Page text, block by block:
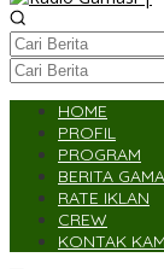
HOME
PROFIL
PROGRAM
BERITA
RATE IKLAN
CREW
KONTAK